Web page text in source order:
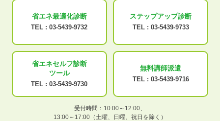
省エネ最適化診断
TEL : 03-5439-9732
ステップアップ診断
TEL : 03-5439-9733
省エネセルフ診断
ツール
TEL : 03-5439-9730
無料講師派遣
TEL : 03-5439-9716
受付時間：10:00～12:00、
13:00～17:00（土曜、日曜、祝日を除く）